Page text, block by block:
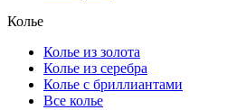
Колье
Колье из золота
Колье из серебра
Колье с бриллиантами
Все колье